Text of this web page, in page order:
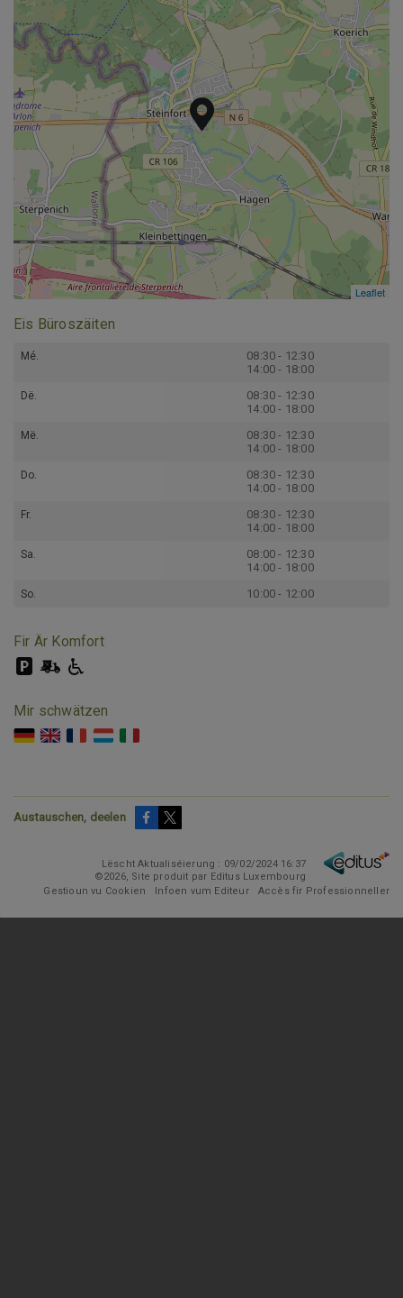
Leaflet
Leaflet
Eis Büroszäiten
Mé.
08:30 - 12:30
14:00 - 18:00
Dë.
08:30 - 12:30
14:00 - 18:00
Më.
08:30 - 12:30
14:00 - 18:00
Do.
08:30 - 12:30
14:00 - 18:00
Fr.
08:30 - 12:30
14:00 - 18:00
Sa.
08:00 - 12:30
14:00 - 18:00
So. 10:00 - 12:00
Fir Är Komfort
Mir schwätzen
Austauschen, deelen
Lëscht Aktualiséierung : 09/02/2024 16:37
©2026, Site produit par Editus Luxembourg
Accès fir Professionneller
Infoen vum Editeur
Gestioun vu Cookien